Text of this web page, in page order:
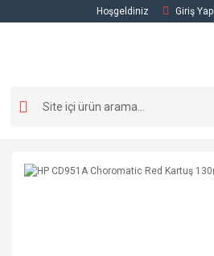
Hoşgeldiniz Giriş Yap